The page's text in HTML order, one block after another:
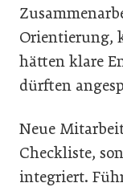
Orientierung,
hätten klare
dürften
Neue
Checkliste,
integriert.